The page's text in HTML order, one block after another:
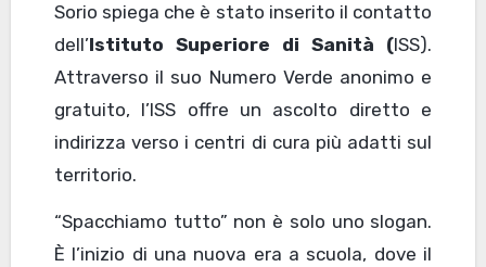
Sorio spiega che è stato inserito il contatto
dell’Istituto Superiore di Sanità (ISS).
Attraverso il suo Numero Verde anonimo e
gratuito, l’ISS offre un ascolto diretto e
indirizza verso i centri di cura più adatti sul
territorio.
“Spacchiamo tutto” non è solo uno slogan.
È l’inizio di una nuova era a scuola, dove il